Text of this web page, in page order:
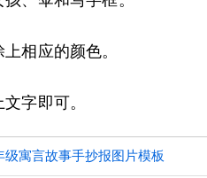
相应的颜色。
字即可。
寓言故事手抄报图片模板